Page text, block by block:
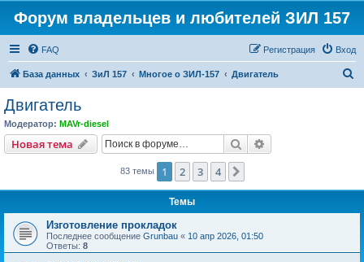
Форум владельцев и любителей ЗИЛ 157
FAQ Вход
Регистрация
База данных ЗиЛ 157 Многое о ЗИЛ-157 Двигатель
Двигатель
Модератор: MAVr-diesel
Новая тема Поиск
83 темы 1 2 3 4
Темы
Изготовление прокладок
Последнее сообщение Grunbau « 10 апр 2026, 01:50
Ответы: 8